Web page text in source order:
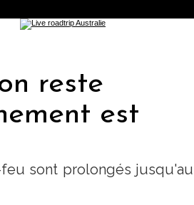
reste
est
sont prolongés jusqu'au